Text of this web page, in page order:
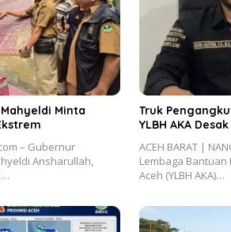
Minta
– Gubernur
Ansharullah,
Truk
YLBH AKA
ACEH BARAT |
Lembaga
Aceh (YLBH AKA)…